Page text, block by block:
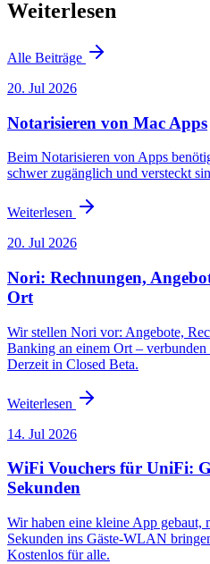
Weiterlesen
Alle Beiträge
20. Jul 2026
Notarisieren von Mac Apps
Beim Notarisieren von Apps
schwer zugänglich und versteckt
Weiterlesen
20. Jul 2026
Nori: Rechnungen,
Ort
Wir stellen Nori vor: Angebote,
Banking an einem Ort –
Derzeit in Closed Beta.
Weiterlesen
14. Jul 2026
WiFi Vouchers für UniFi:
Sekunden
Wir haben eine kleine App gebaut,
Sekunden ins Gäste-WLAN
Kostenlos für alle.